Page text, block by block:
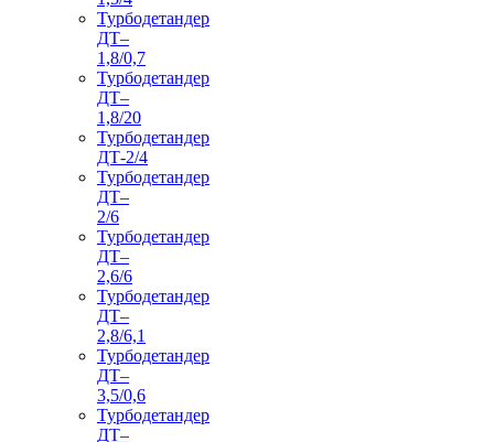
Турбодетандер
ДТ–
1,8/0,7
Турбодетандер
ДТ–
1,8/20
Турбодетандер
ДТ-2/4
Турбодетандер
ДТ–
2/6
Турбодетандер
ДТ–
2,6/6
Турбодетандер
ДТ–
2,8/6,1
Турбодетандер
ДТ–
3,5/0,6
Турбодетандер
ДТ–